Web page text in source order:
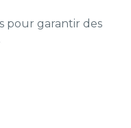
pour garantir des